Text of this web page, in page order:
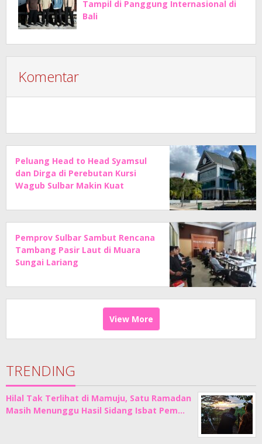
Tampil di Panggung Internasional di
Bali
Komentar
Peluang Head to Head Syamsul
dan Dirga di Perebutan Kursi
Wagub Sulbar Makin Kuat
Pemprov Sulbar Sambut Rencana
Tambang Pasir Laut di Muara
Sungai Lariang
View More
TRENDING
Hilal Tak Terlihat di Mamuju, Satu Ramadan
Masih Menunggu Hasil Sidang Isbat Pem…